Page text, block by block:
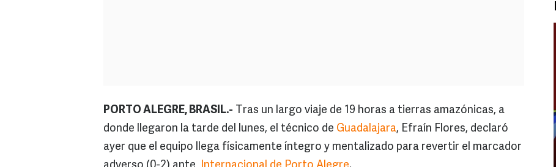
PORTO ALEGRE, BRASIL.- Tras un largo viaje de 19 horas a tierras amazónicas, a
donde llegaron la tarde del lunes, el técnico de Guadalajara, Efraín Flores, declaró
ayer que el equipo llega físicamente íntegro y mentalizado para revertir el marcador